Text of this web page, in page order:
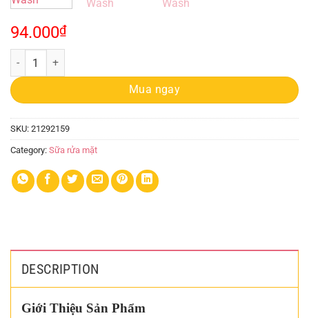
94.000₫
Sữa Rửa Mặt Simple 150ml Water Boost Micellar Facial Gel Wash
Mua ngay
SKU: 21292159
Category: Sữa rửa mặt
DESCRIPTION
Giới Thiệu Sản Phẩm